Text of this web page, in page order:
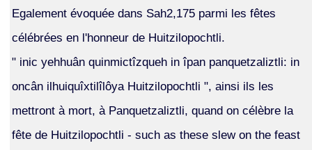
Egalement évoquée dans Sah2,175 parmi les fêtes
célébrées en l'honneur de Huitzilopochtli.
" inic yehhuân quinmictîzqueh in îpan panquetzaliztli: in
oncân ilhuiquîxtilîlôya Huitzilopochtli ", ainsi ils les
mettront à mort, à Panquetzaliztli, quand on célèbre la
fête de Huitzilopochtli - such as these slew on the feast